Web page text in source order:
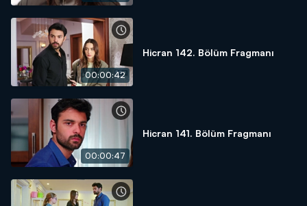
00:00:42
Hicran 142. Bölüm Fragmanı
00:00:47
Hicran 141. Bölüm Fragmanı